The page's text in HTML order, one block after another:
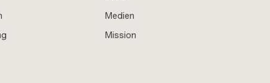
Medien
Mission